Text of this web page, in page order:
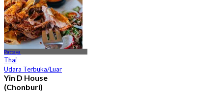
Pattaya
Thai
Udara Terbuka/Luar
Yin D House
(Chonburi)